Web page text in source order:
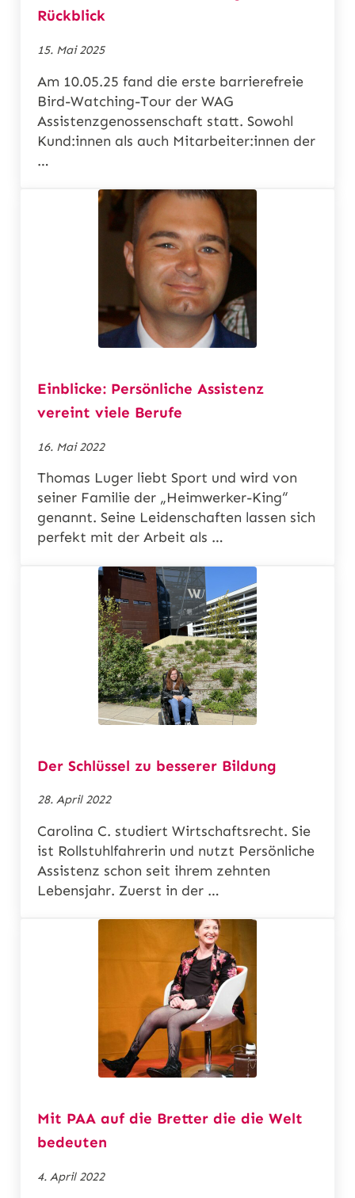
Rückblick
15. Mai 2025
Am 10.05.25 fand die erste barrierefreie
Bird-Watching-Tour der WAG
Assistenzgenossenschaft statt. Sowohl
Kund:innen als auch Mitarbeiter:innen der
…
Einblicke: Persönliche Assistenz
vereint viele Berufe
16. Mai 2022
Thomas Luger liebt Sport und wird von
seiner Familie der „Heimwerker-King“
genannt. Seine Leidenschaften lassen sich
perfekt mit der Arbeit als …
Der Schlüssel zu besserer Bildung
28. April 2022
Carolina C. studiert Wirtschaftsrecht. Sie
ist Rollstuhlfahrerin und nutzt Persönliche
Assistenz schon seit ihrem zehnten
Lebensjahr. Zuerst in der …
Mit PAA auf die Bretter die die Welt
bedeuten
4. April 2022